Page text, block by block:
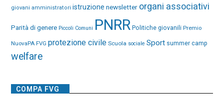
giovani amministratori istruzione newsletter organi associativi
Parità di genere Piccoli Comuni PNRR Politiche giovanili Premio
NuovaPA FVG protezione civile Scuola sociale Sport summer camp
welfare
COMPA FVG